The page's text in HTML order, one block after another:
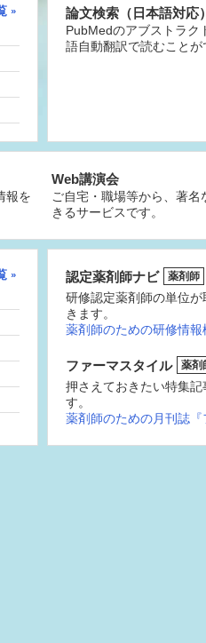
論文検索（日本語対応）
PubMedのアブストラク
語自動翻訳で読むことが
報を
Web講演会
ご自宅・職場等から、著
きるサービスです。
認定薬剤師ナビ 薬剤師
研修認定薬剤師の単位
きます。
薬剤師のための研修情報
ファーマスタイル 薬剤
押さえておきたい特集
す。
薬剤師のための月刊誌『